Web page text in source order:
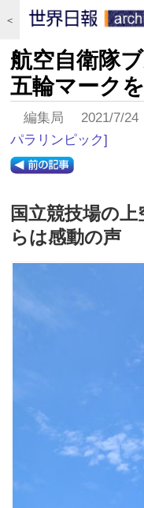
＜
航空自衛隊
五輪マーク
編集局 2021/7/
パラリンピック]
国立競技場の
らは感動の声